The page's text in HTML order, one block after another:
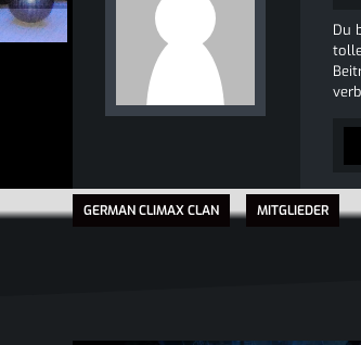
Du
GERMAN CLIMAX CLAN MITGLIEDER